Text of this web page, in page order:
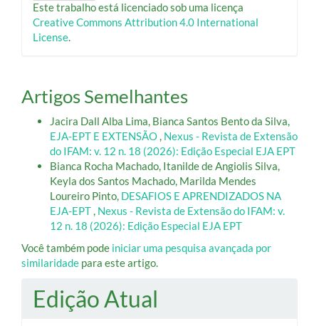
Este trabalho está licenciado sob uma licença
Creative Commons Attribution 4.0 International
License.
Artigos Semelhantes
Jacira Dall Alba Lima, Bianca Santos Bento da Silva,
EJA-EPT E EXTENSÃO, Nexus - Revista de Extensão
do IFAM: v. 12 n. 18 (2026): Edição Especial EJA EPT
Bianca Rocha Machado, Itanilde de Angiolis Silva,
Keyla dos Santos Machado, Marilda Mendes
Loureiro Pinto, DESAFIOS E APRENDIZADOS NA
EJA-EPT, Nexus - Revista de Extensão do IFAM: v.
12 n. 18 (2026): Edição Especial EJA EPT
Você também pode iniciar uma pesquisa avançada por
similaridade para este artigo.
Edição Atual